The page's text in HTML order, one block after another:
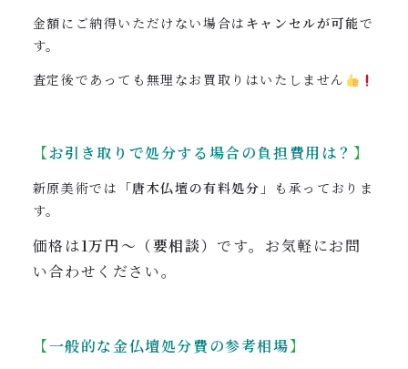
金額にご納得いただけない場合は キャンセルが可能で
す。
査定後であっても無理なお買取りはいたしません
【お引き取りで処分する場合の負担費用は？ 】
新原美術では 「唐木仏壇の有料処分」
も承っておりま
す。
価格は1万円〜（要相談）です。 お気軽にお問
い合わせください。
【一般的な金仏壇処分費の参考相場】